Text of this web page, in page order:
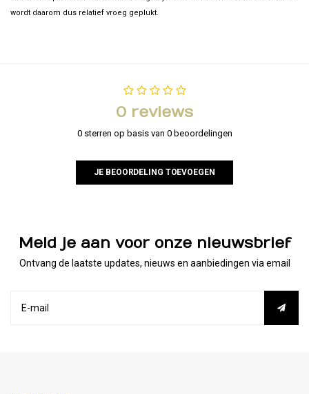
wordt daarom dus relatief vroeg geplukt.
0 reviews
0 sterren op basis van 0 beoordelingen
JE BEOORDELING TOEVOEGEN
Meld je aan voor onze nieuwsbrief
Ontvang de laatste updates, nieuws en aanbiedingen via email